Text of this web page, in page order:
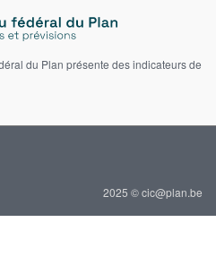
du Plan présente des indicateurs de
2025 © cic@plan.be